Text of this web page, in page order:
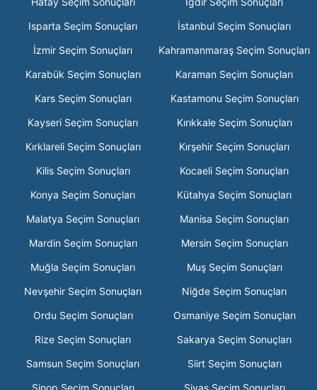
Isparta Seçim Sonuçları
İstanbul Seçim Sonuçları
İzmir Seçim Sonuçları
Kahramanmaraş Seçim Sonuçları
Karabük Seçim Sonuçları
Karaman Seçim Sonuçları
Kars Seçim Sonuçları
Kastamonu Seçim Sonuçları
Kayseri Seçim Sonuçları
Kırıkkale Seçim Sonuçları
Kırklareli Seçim Sonuçları
Kırşehir Seçim Sonuçları
Kilis Seçim Sonuçları
Kocaeli Seçim Sonuçları
Konya Seçim Sonuçları
Kütahya Seçim Sonuçları
Malatya Seçim Sonuçları
Manisa Seçim Sonuçları
Mardin Seçim Sonuçları
Mersin Seçim Sonuçları
Muğla Seçim Sonuçları
Muş Seçim Sonuçları
Nevşehir Seçim Sonuçları
Niğde Seçim Sonuçları
Ordu Seçim Sonuçları
Osmaniye Seçim Sonuçları
Rize Seçim Sonuçları
Sakarya Seçim Sonuçları
Samsun Seçim Sonuçları
Siirt Seçim Sonuçları
Sinop Seçim Sonuçları
Sivas Seçim Sonuçları